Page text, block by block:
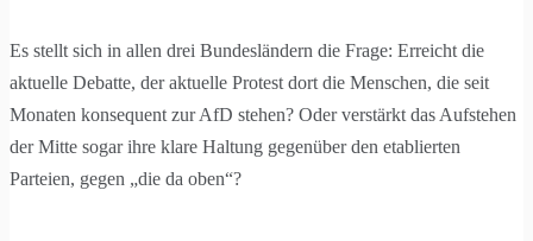
Es stellt sich in allen drei Bundesländern die Frage: Erreicht die
aktuelle Debatte, der aktuelle Protest dort die Menschen, die seit
Monaten konsequent zur AfD stehen? Oder verstärkt das Aufstehen
der Mitte sogar ihre klare Haltung gegenüber den etablierten
Parteien, gegen „die da oben“?